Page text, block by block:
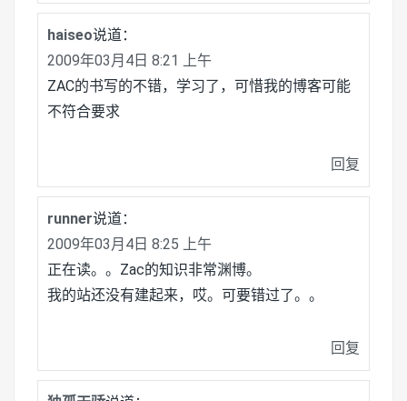
haiseo说道：
2009年03月4日 8:21 上午
ZAC的书写的不错，学习了，可惜我的博客可能
不符合要求
回复
runner说道：
2009年03月4日 8:25 上午
正在读。。Zac的知识非常渊博。
我的站还没有建起来，哎。可要错过了。。
回复